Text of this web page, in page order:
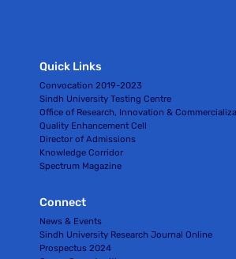
Quick Links
Convocation 2019-2023
Sindh University Testing Centre
Office of Research, Innovation &
Quality Enhancement Cell
Director of Admissions
Knowledge Corridor
Spectrum Magazine
Connect
News & Events
Sindh University Research Journal Online
Prospectus 2024